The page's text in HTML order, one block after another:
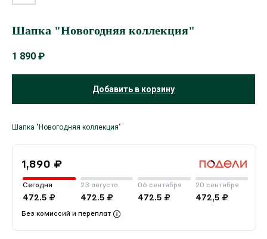
Шапка "Новогодняя коллекция"
1 890 ₽
Добавить в корзину
Шапка "Новогодняя коллекция"
1,890 ₽
Сегодня
472.5 ₽
23 августа
472.5 ₽
06 сентября
472.5 ₽
20 сентября
472,5 ₽
Без комиссий и переплат